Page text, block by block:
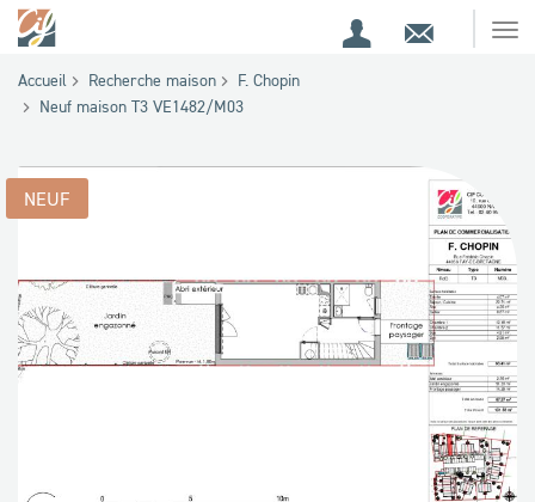
EspaceContact
Accueil Recherche maison
F. Chopin
Neuf maison T3 VE1482/M03
NEUF